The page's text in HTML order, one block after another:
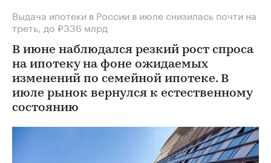
Выдача ипотеки в России в июле снизилась почти на
треть, до ₽336 млрд
В июне наблюдался резкий рост спроса
на ипотеку на фоне ожидаемых
изменений по семейной ипотеке. В
июле рынок вернулся к естественному
состоянию